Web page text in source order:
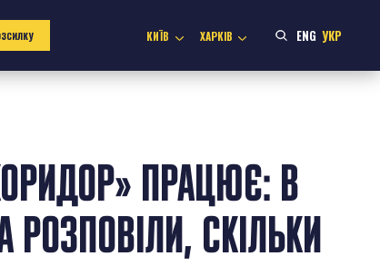
КИЇВ ХАРКІВ ENG УКР
ПРАЦЮЄ: В
РОЗПОВІЛИ, СКІЛЬКИ